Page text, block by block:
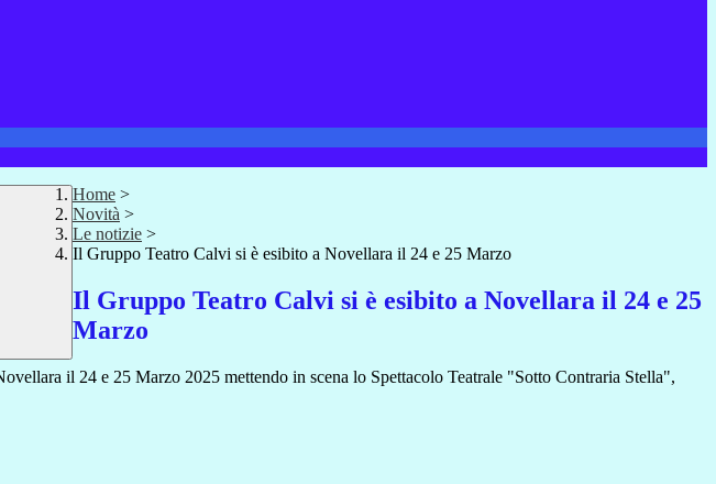
Home >
Novità >
Le notizie >
Il Gruppo Teatro Calvi si è esibito a Novellara il 24 e 25 Marzo
Il Gruppo Teatro Calvi si è esibito a Novellara il 24 e 25
Marzo
il 24 e 25 Marzo 2025 mettendo in scena lo Spettacolo Teatrale "Sotto Contraria Stella",